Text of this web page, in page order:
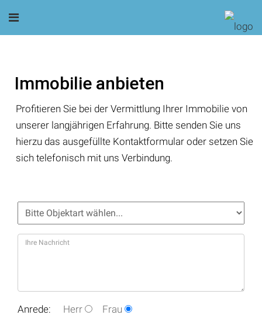
Immobilie anbieten
Profitieren Sie bei der Vermittlung Ihrer Immobilie von
unserer langjährigen Erfahrung. Bitte senden Sie uns
hierzu das ausgefüllte Kontaktformular oder setzen Sie
sich telefonisch mit uns Verbindung.
Anrede: Herr Frau